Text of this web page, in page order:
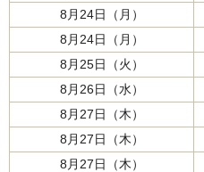
8月24日（月）
8月24日（月）
8月25日（火）
8月26日（水）
8月27日（木）
8月27日（木）
8月27日（木）